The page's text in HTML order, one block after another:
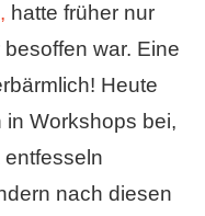
hatte früher nur
war. Eine
Heute
in Workshops bei,
nach diesen